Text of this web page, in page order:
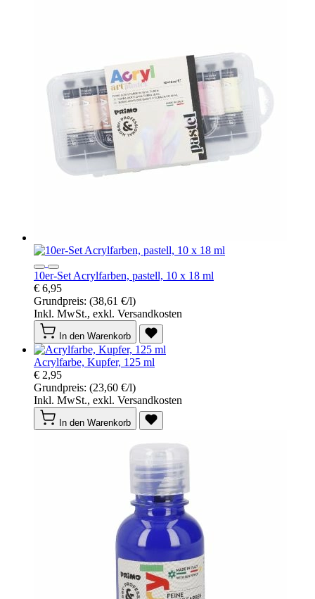
10er-Set Acrylfarben, pastell, 10 x 18 ml
€ 6,95
Grundpreis: (38,61 €/l)
Inkl. MwSt., exkl. Versandkosten
In den Warenkorb
Acrylfarbe, Kupfer, 125 ml
€ 2,95
Grundpreis: (23,60 €/l)
Inkl. MwSt., exkl. Versandkosten
In den Warenkorb